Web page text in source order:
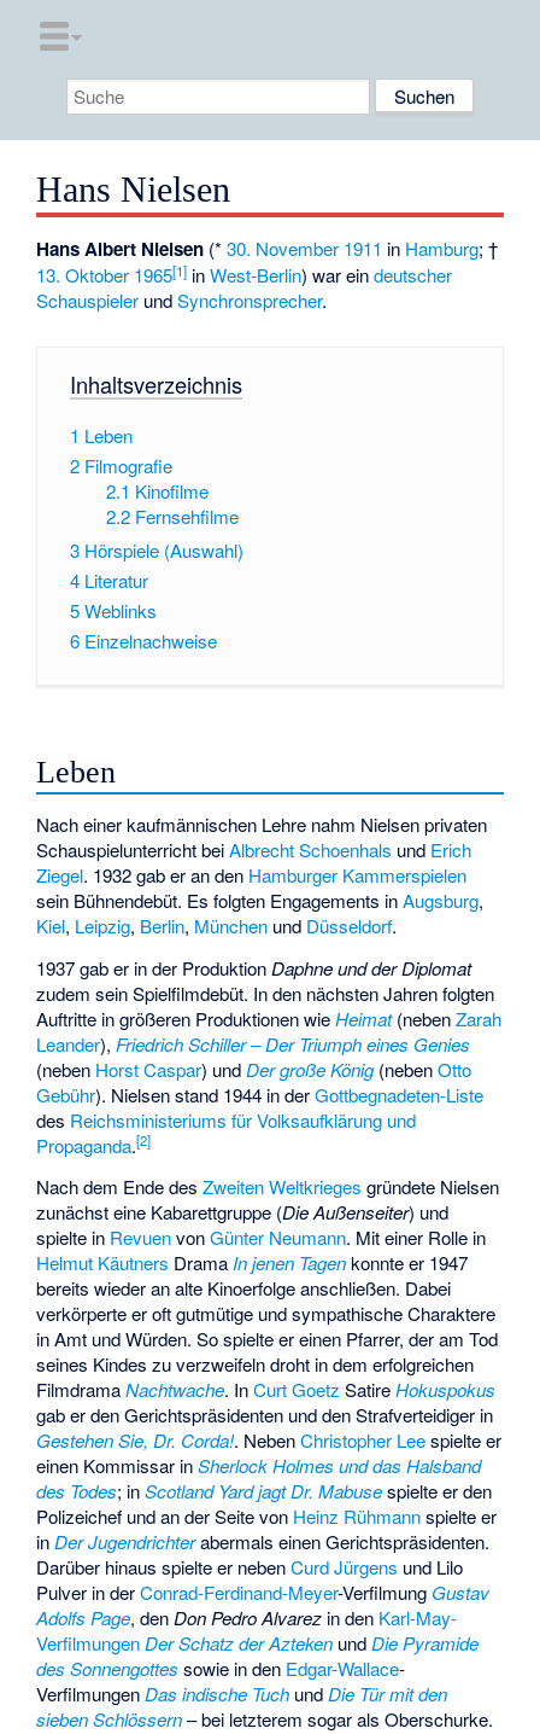
Hans Nielsen
Hans Albert Nielsen (*30. November 1911 in Hamburg; †
13. Oktober 1965[1] inWest-Berlin) war eindeutscher
Schauspieler undSynchronsprecher.
Inhaltsverzeichnis
1 Leben
2 Filmografie
2.1 Kinofilme
2.2 Fernsehfilme
3 Hörspiele (Auswahl)
4 Literatur
5Weblinks
6 Einzelnachweise
Leben
Nach einer kaufmännischen Lehre nahm Nielsen privaten
Schauspielunterricht beiAlbrecht Schoenhals und Erich
Ziegel. 1932 gab er an den Hamburger Kammerspielen
sein Bühnendebüt. Es folgten Engagements inAugsburg,
Kiel, Leipzig, Berlin, München und Düsseldorf.
1937 gab er in der ProduktionDaphne und der Diplomat
zudem sein Spielfilmdebüt. In den nächsten Jahren folgten
Auftritte in größeren Produktionen wieHeimat(nebenZarah
Leander), Friedrich Schiller – Der Triumph eines Genies
(neben Horst Caspar) undDer große König(nebenOtto
Gebühr). Nielsen stand 1944 in derGottbegnadeten-Liste
des Reichsministeriums für Volksaufklärung und
Propaganda.[2]
Nach dem Ende desZweiten Weltkrieges gründete Nielsen
zunächst eine Kabarettgruppe (Die Außenseiter) und
spielte in RevuenvonGünter Neumann. Mit einer Rolle in
Helmut Käutners DramaIn jenen Tagenkonnte er 1947
bereits wieder an alte Kinoerfolge anschließen. Dabei
verkörperte er oft gutmütige und sympathische Charaktere
in Amt und Würden. So spielte er einen Pfarrer, der am Tod
seines Kindes zu verzweifeln droht in dem erfolgreichen
FilmdramaNachtwache. InCurt Goetz SatireHokuspokus
gab er den Gerichtspräsidenten und den Strafverteidiger in
Gestehen Sie, Dr. Corda!. NebenChristopher Leespielte er
einen Kommissar inSherlock Holmes und das Halsband
des Todes; inScotland Yard jagt Dr. Mabusespielte er den
Polizeichef und an der Seite von Heinz Rühmannspielte er
inDer Jugendrichterabermals einen Gerichtspräsidenten.
Darüber hinaus spielte er nebenCurd Jürgens und Lilo
Pulver in derConrad-Ferdinand-Meyer-Verfilmung Gustav
Adolfs Page, denDon Pedro Alvarez in den Karl-May-
Verfilmungen Der Schatz der Azteken undDie Pyramide
des Sonnengottes sowie in den Edgar-Wallace-
VerfilmungenDas indische Tuch undDie Tür mit den
sieben Schlössern– bei letzterem sogar als Oberschurke.